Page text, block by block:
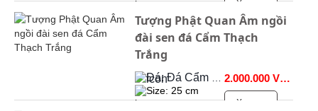
Xem >>
Tượng Phật Quan Âm ngồi
đài sen đá Cẩm Thạch
Trắng
Đá: Đá Cẩm Thạch
Size: 25 cm
2.000.000 VNĐ
Xem >>